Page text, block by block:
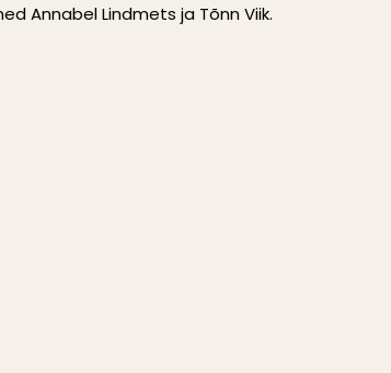
Annabel Lindmets ja Tõnn Viik.